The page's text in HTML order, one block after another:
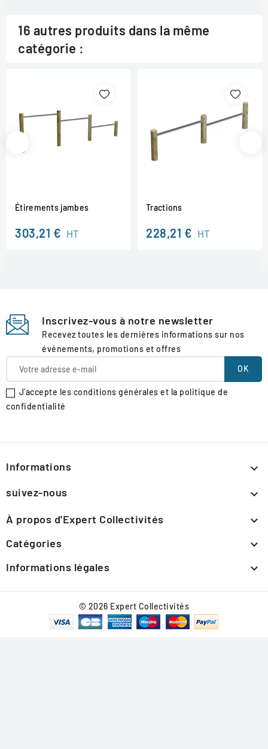
16 autres produits dans la même
catégorie :
Étirements jambes
303,21 € HT
Tractions
228,21 € HT
Inscrivez-vous à notre newsletter
Recevez toutes les dernières informations sur nos
événements, promotions et offres
J'accepte les conditions générales et la politique de
confidentialité
Informations 
suivez-nous 
À propos d'Expert Collectivités 
Catégories 
Informations légales 
© 2026 Expert Collectivités